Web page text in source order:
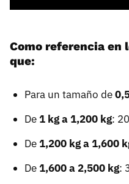
Como referencia en
que:
Para un tamaño de
De1 kg a 1,200 kg:
De1,200 kg a 1,600
De1,600 a 2,500 kg: